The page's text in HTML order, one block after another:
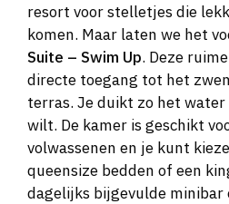
resort voor stelletjes die
komen. Maar laten we het
Suite – Swim Up. Deze
directe toegang tot het
terras. Je duikt zo het
wilt. De kamer is geschikt
volwassenen en je kunt
queensize bedden of een
dagelijks bijgevulde minibar